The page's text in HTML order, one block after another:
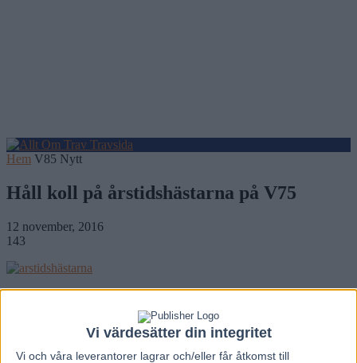
Vi värdesätter din integritet
Vi och våra leverantorer lagrar och/eller får åtkomst till
Hem V85 Nytt
Håll koll på årstidshästarna på V75
12 november, 2016
143
Vissa hästar går bäst när det är varmt.
Andra hittar formen i kylan.
Att veta vilka kan vara nyckeln till sju rätt på V75.
Vi har hittat hästarna som gynnas/missgynnas mest av årstiden inför
lördagens omgång på Bergsåker.